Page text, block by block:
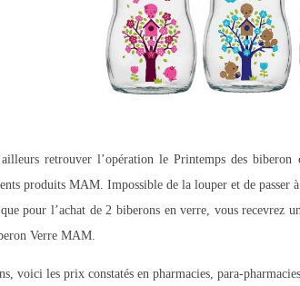
retrouver l’opération le Printemps des
produits MAM. Impossible de la louper et de passer
pour l’achat de 2 biberons en verre, vous
Verre MAM.
voici les prix constatés en pharmacies, para-